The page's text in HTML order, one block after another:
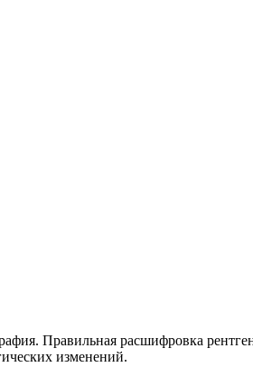
Правильная расшифровка
изменений.